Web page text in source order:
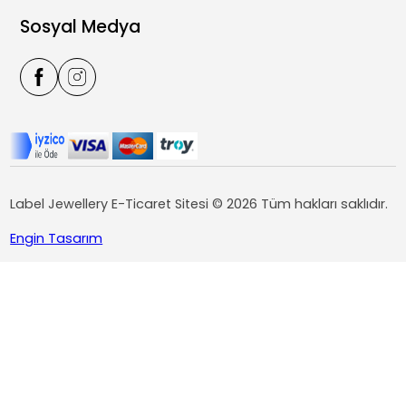
Sosyal Medya
Label Jewellery E-Ticaret Sitesi © 2026 Tüm hakları saklıdır.
Engin Tasarım